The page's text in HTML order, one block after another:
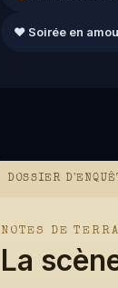
❤️ Soirée en
DOSSIER
NOTES DE
La